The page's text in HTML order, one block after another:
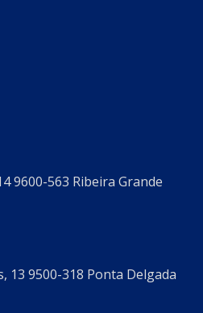
9600-563 Ribeira Grande
13 9500-318 Ponta Delgada